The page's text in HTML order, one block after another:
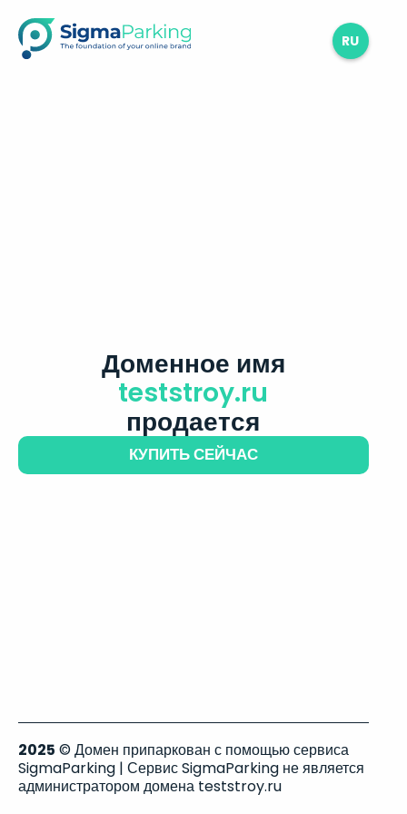
RU
Доменное имя
teststroy.ru
продается
КУПИТЬ СЕЙЧАС
2025 © Домен припаркован с помощью сервиса
SigmaParking | Сервис SigmaParking не является
администратором домена teststroy.ru